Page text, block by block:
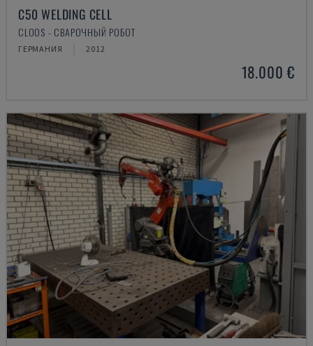
C50 WELDING CELL
CLOOS - СВАРОЧНЫЙ РОБОТ
ГЕРМАНИЯ 2012
18.000 €